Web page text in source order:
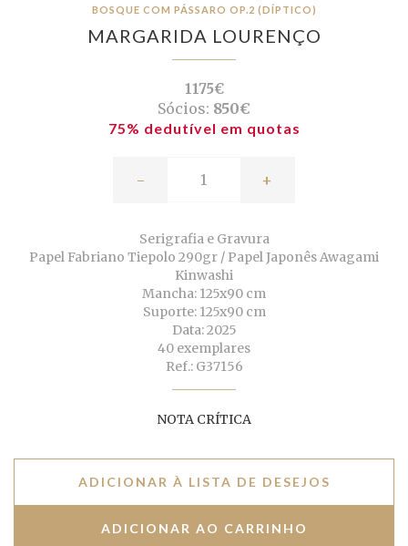
BOSQUE COM PÁSSARO OP.2 (DÍPTICO)
MARGARIDA LOURENÇO
1175€
Sócios: 850€
75% dedutível em quotas
- +
Serigrafia e Gravura
Papel Fabriano Tiepolo 290gr / Papel Japonês Awagami
Kinwashi
Mancha: 125x90 cm
Suporte: 125x90 cm
Data: 2025
40 exemplares
Ref.: G37156
NOTA CRÍTICA
ADICIONAR À LISTA DE DESEJOS